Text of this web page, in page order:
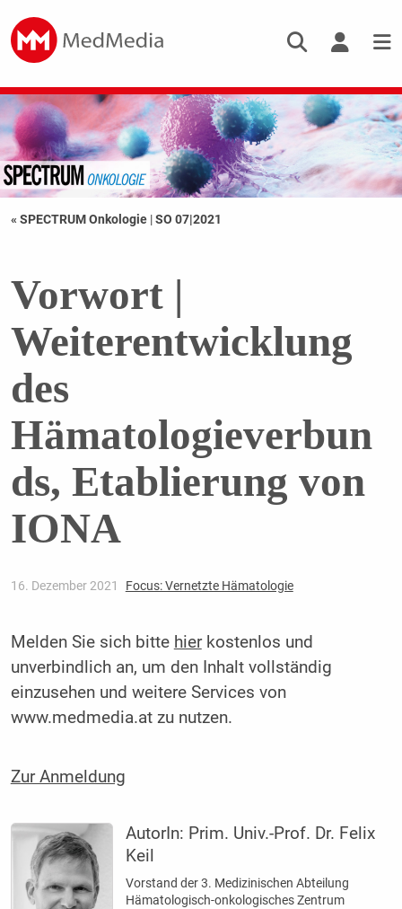
« SPECTRUM Onkologie |SO 07|2021
Vorwort |
Weiterentwicklung
des
Hämatologieverbun
ds, Etablierung von
IONA
16. Dezember 2021 Focus: Vernetzte Hämatologie
Melden Sie sich bitte hierkostenlos und
unverbindlich an, um den Inhalt vollständig
einzusehen und weitere Services von
www.medmedia.at zu nutzen.
Zur Anmeldung
AutorIn: Prim. Univ.-Prof. Dr. Felix
Keil
Vorstand der 3. Medizinischen Abteilung
Hämatologisch-onkologisches Zentrum